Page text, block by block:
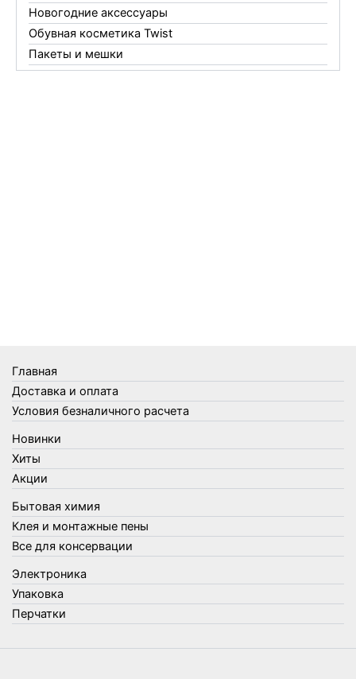
Новогодние аксессуары
Обувная косметика Twist
Пакеты и мешки
Перчатки
Товары для кухни
Товары для сада и огорода
Товары для туризма и отдыха
Упаковка
Утеплители и прочее
Фонари, лампы и удлинители
Хозяйственные товары
Швабры, стекломои, черенки и насадки
Шнуры, веревки и шпагаты
Электроника
Элементы питания
Главная
Доставка и оплата
Условия безналичного расчета
Новинки
Хиты
Акции
Бытовая химия
Клея и монтажные пены
Все для консервации
Электроника
Упаковка
Перчатки